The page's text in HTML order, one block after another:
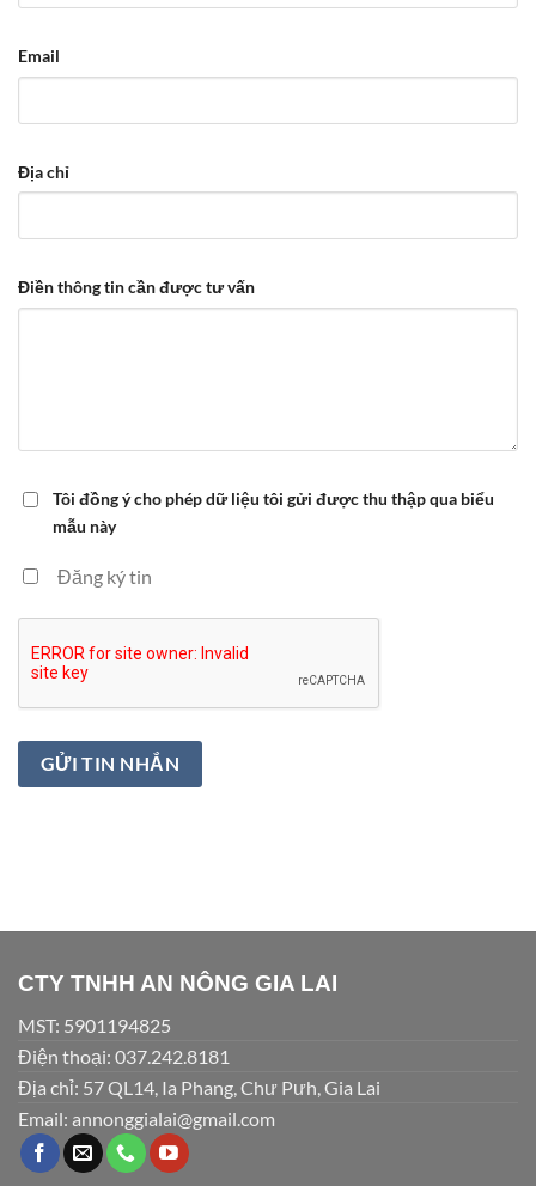
Email
Địa chỉ
Điền thông tin cần được tư vấn
Tôi đồng ý cho phép dữ liệu tôi gửi được thu thập qua biểu
mẫu này
Đăng ký tin
CTY TNHH AN NÔNG GIA LAI
MST: 5901194825
Điện thoại: 037.242.8181
Địa chỉ: 57 QL14, Ia Phang, Chư Pưh, Gia Lai
Email: annonggialai@gmail.com